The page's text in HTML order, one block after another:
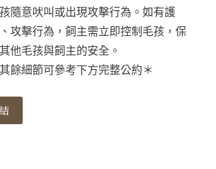
隨意吠叫或出現攻擊行為。如有護
攻擊行為，飼主需立即控制毛孩，保
他毛孩與飼主的安全。
餘細節可參考下方完整公約＊